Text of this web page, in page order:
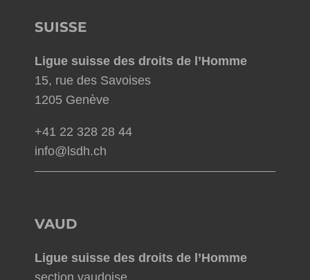
SUISSE
Ligue suisse des droits de l’Homme
15, rue des Savoises
1205 Genève
+41 22 328 28 44
info@lsdh.ch
VAUD
Ligue suisse des droits de l’Homme
section vaudoise